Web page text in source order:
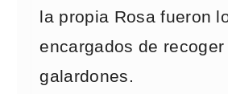
la propia Rosa fueron
encargados de recoger
galardones.